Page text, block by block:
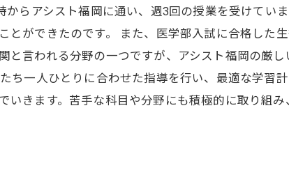
らアシスト福岡に通い、週3回の授業を受けてい
ができたのです。 また、医学部入試に合格した
言われる分野の一つですが、アシスト福岡の厳
ち一人ひとりに合わせた指導を行い、最適な学習
きます。苦手な科目や分野にも積極的に取り組